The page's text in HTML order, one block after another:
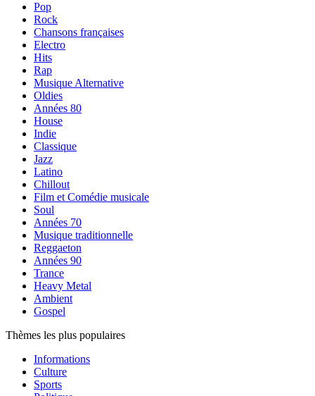
Pop
Rock
Chansons françaises
Electro
Hits
Rap
Musique Alternative
Oldies
Années 80
House
Indie
Classique
Jazz
Latino
Chillout
Film et Comédie musicale
Soul
Années 70
Musique traditionnelle
Reggaeton
Années 90
Trance
Heavy Metal
Ambient
Gospel
Thèmes les plus populaires
Informations
Culture
Sports